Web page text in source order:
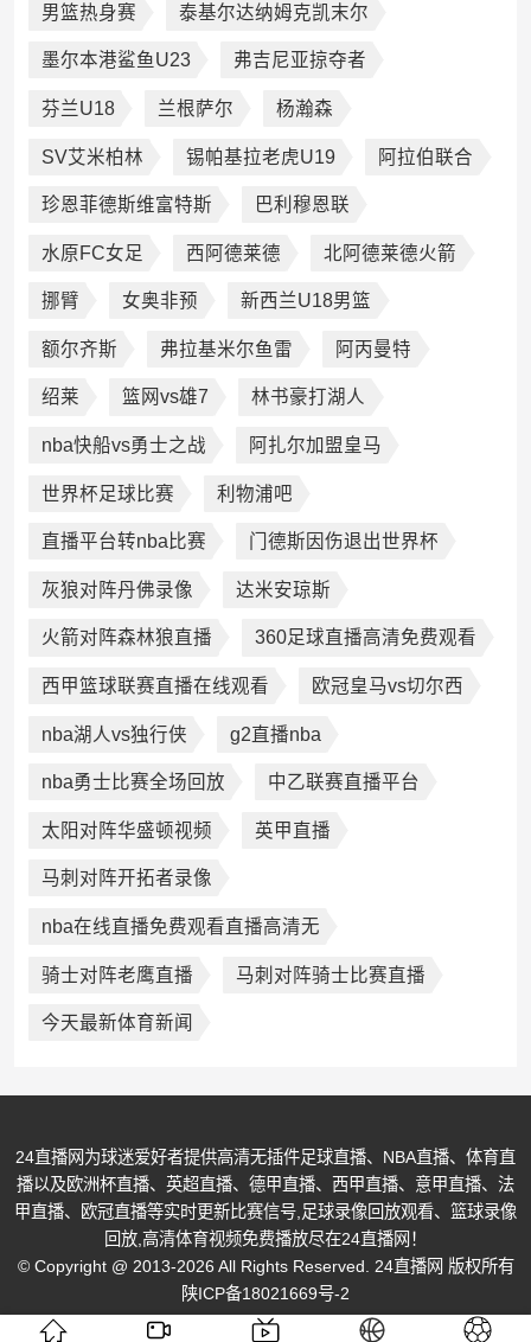
男篮热身赛 泰基尔达纳姆克凯末尔
墨尔本港鲨鱼U23 弗吉尼亚掠夺者
芬兰U18 兰根萨尔 杨瀚森
SV艾米柏林 锡帕基拉老虎U19 阿拉伯联合
珍恩菲德斯维富特斯 巴利穆恩联
水原FC女足 西阿德莱德 北阿德莱德火箭
挪臂 女奥非预 新西兰U18男篮
额尔齐斯 弗拉基米尔鱼雷 阿丙曼特
绍莱 篮网vs雄7 林书豪打湖人
nba快船vs勇士之战 阿扎尔加盟皇马
世界杯足球比赛 利物浦吧
直播平台转nba比赛 门德斯因伤退出世界杯
灰狼对阵丹佛录像 达米安琼斯
火箭对阵森林狼直播 360足球直播高清免费观看
西甲篮球联赛直播在线观看 欧冠皇马vs切尔西
nba湖人vs独行侠 g2直播nba
nba勇士比赛全场回放 中乙联赛直播平台
太阳对阵华盛顿视频 英甲直播
马刺对阵开拓者录像
nba在线直播免费观看直播高清无
骑士对阵老鹰直播 马刺对阵骑士比赛直播
今天最新体育新闻
24直播网为球迷爱好者提供高清无插件足球直播、NBA直播、体育直
播以及欧洲杯直播、英超直播、德甲直播、西甲直播、意甲直播、法
甲直播、欧冠直播等实时更新比赛信号,足球录像回放观看、篮球录像
回放,高清体育视频免费播放尽在24直播网！
© Copyright @ 2013-2026 All Rights Reserved. 24直播网 版权所有
陕ICP备18021669号-2